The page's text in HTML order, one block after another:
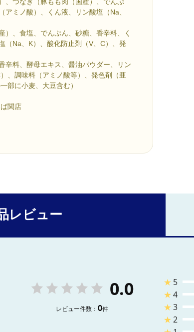
アミノ酸）、くん液、リン酸塩（Na、
）、食塩、でんぷん、砂糖、香辛料、く
（Na、K）、酸化防止剤（V、C）、発
辛料、酵母エキス、醤油パウダー、リン
、調味料（アミノ酸等）、発色剤（亜
部に小麦、大豆含む）
関店
レビュー
0.0
レビュー件数： 0件
★ 5
★4
★3
★2